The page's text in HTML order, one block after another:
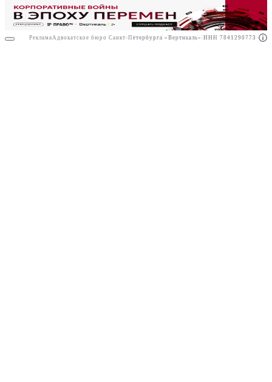
Реклама АО"Право.ру" ИНН: 7708095468
Реклама Адвокатское бюро Санкт-Петербурга «Вертикаль» ИНН 7841290773